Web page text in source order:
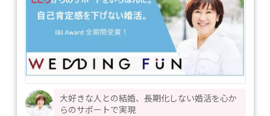
大好きな人との結婚、長期化しない婚活を心か
らのサポートで実現